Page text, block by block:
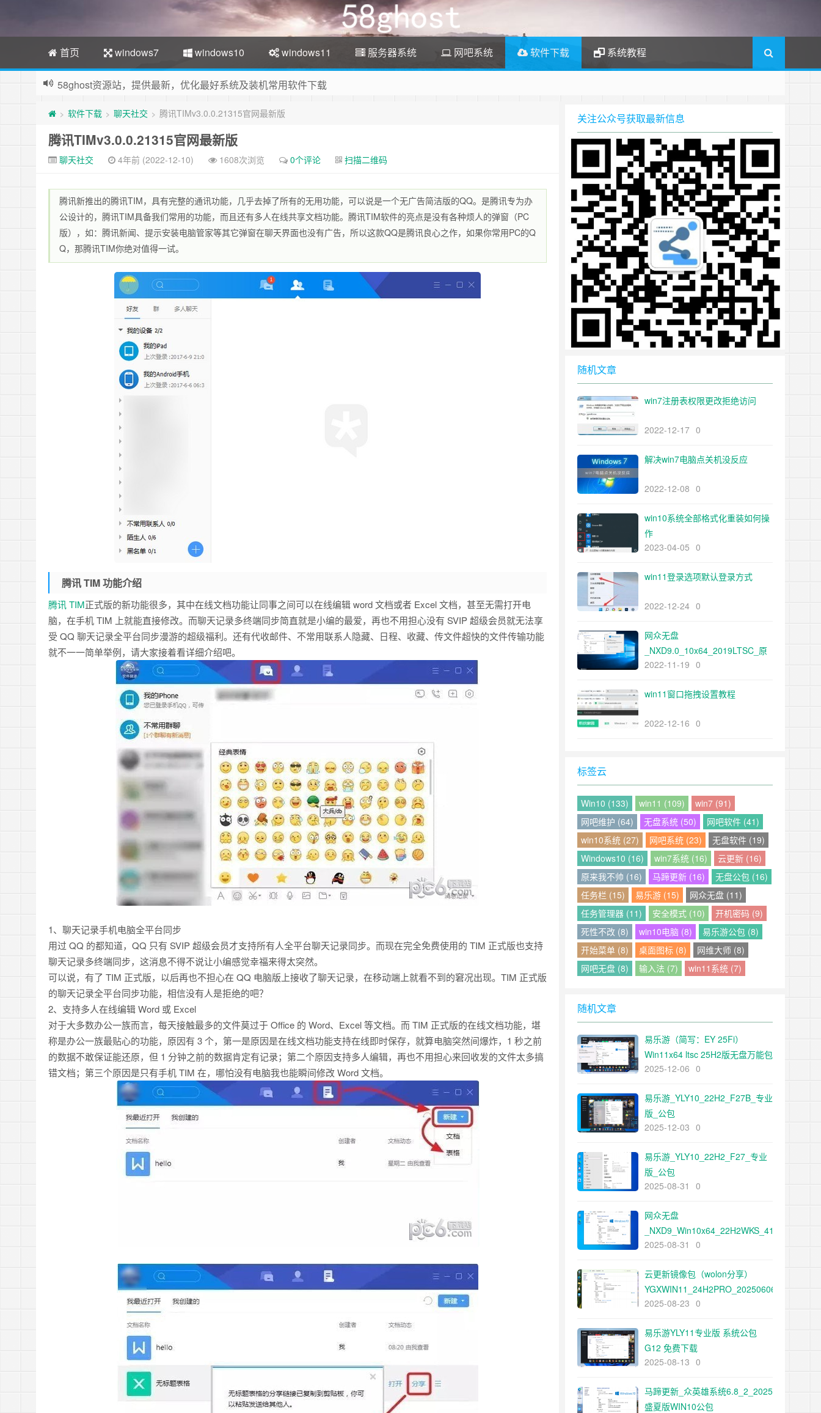
首页 windows7 windows10 windows11 服务器系统 网吧系统 软件下载 系统教程
58ghost资源站，提供最新，优化最好系统及装机常用软件下载
> 软件下载 > 聊天社交 > 腾讯TIMv3.0.0.21315官网最新版
腾讯TIMv3.0.0.21315官网最新版
聊天社交 4年前 (2022-12-10) 1608次浏览 0个评论 扫描二维码
腾讯新推出的腾讯TIM，具有完整的通讯功能，几乎去掉了所有的无用功能，可以说是一个无广告简洁版的QQ。是腾讯专为办
公设计的，腾讯TIM具备我们常用的功能，而且还有多人在线共享文档功能。腾讯TIM软件的亮点是没有各种烦人的弹窗（PC
版），如：腾讯新闻、提示安装电脑管家等其它弹窗在聊天界面也没有广告，所以这款QQ是腾讯良心之作，如果你常用PC的Q
Q，那腾讯TIM你绝对值得一试。
腾讯 TIM 功能介绍
腾讯 TIM正式版的新功能很多，其中在线文档功能让同事之间可以在线编辑 word 文档或者 Excel 文档，甚至无需打开电
脑，在手机 TIM 上就能直接修改。而聊天记录多终端同步简直就是小编的最爱，再也不用担心没有 SVIP 超级会员就无法享
受 QQ 聊天记录全平台同步漫游的超级福利。还有代收邮件、不常用联系人隐藏、日程、收藏、传文件超快的文件传输功能
就不一一简单举例，请大家接着看详细介绍吧。
1、聊天记录手机电脑全平台同步
用过 QQ 的都知道，QQ 只有 SVIP 超级会员才支持所有人全平台聊天记录同步。而现在完全免费使用的 TIM 正式版也支持
聊天记录多终端同步，这消息不得不说让小编感觉幸福来得太突然。
可以说，有了 TIM 正式版，以后再也不担心在 QQ 电脑版上接收了聊天记录，在移动端上就看不到的窘况出现。TIM 正式版
的聊天记录全平台同步功能，相信没有人是拒绝的吧？
2、支持多人在线编辑 Word 或 Excel
对于大多数办公一族而言，每天接触最多的文件莫过于 Office 的 Word、Excel 等文档。而 TIM 正式版的在线文档功能，堪
称是办公一族最贴心的功能，原因有 3 个，第一是原因是在线文档功能支持在线即时保存，就算电脑突然间爆炸，1 秒之前
的数据不敢保证能还原，但 1 分钟之前的数据肯定有记录；第二个原因支持多人编辑，再也不用担心来回收发的文件太多搞
错文档；第三个原因是只有手机 TIM 在，哪怕没有电脑我也能瞬间修改 Word 文档。
关注公众号获取最新信息
随机文章
win7注册表权限更改拒绝访问
2022-12-17 0
解决win7电脑点关机没反应
2022-12-08 0
win10系统全部格式化重装如何操
作
2023-04-05 0
win11登录选项默认登录方式
2022-12-24 0
网众无盘
_NXD9.0_10x64_2019LTSC_原
来我不帅_网众公包
2022-11-19 0
win11窗口拖拽设置教程
2022-12-16 0
标签云
Win10 (133) win11 (109)
win7 (91)
网吧维护 (64)
无盘系统 (50)
网吧软件 (41)
win10系统 (27)
网吧系统 (23)
无盘软件 (19)
Windows10 (16)
win7系统 (16)
云更新 (16)
原来我不帅 (16)
马蹄更新 (16)
无盘公包 (16)
任务栏 (15)
易乐游 (15)
网众无盘 (11)
任务管理器 (11)
安全模式 (10)
开机密码 (9)
死性不改 (8)
win10电脑 (8)
易乐游公包 (8)
开始菜单 (8)
桌面图标 (8)
网维大师 (8)
网吧无盘 (8)
输入法 (7) win11系统 (7)
随机文章
易乐游（简写：EY 25Fi）
Win11x64 ltsc 25H2版无盘万能包
下载 死性不改
2025-12-06 0
易乐游_YLY10_22H2_F27B_专业
版_公包
2025-12-03 0
易乐游_YLY10_22H2_F27_专业
版_公包
2025-08-31
0
网众无盘
_NXD9_Win10x64_22H2WKS_4192_
原来我不帅_网众公包
2025-08-31 0
云更新镜像包（wolon分享）
YGXWIN11_24H2PRO_20250606
2025-08-23 0
易乐游YLY11专业版 系统公包
G12 免费下载
2025-08-13 0
马蹄更新_众英雄系统6.8_2_2025
盛夏版WIN10公包